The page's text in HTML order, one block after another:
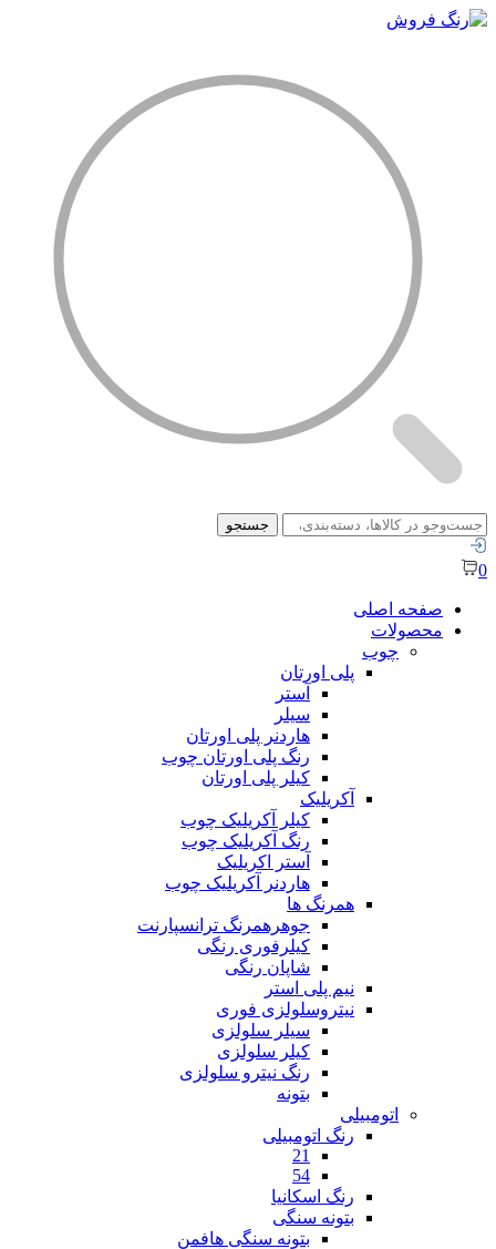
جستجو
برای:
جستجو
0
صفحه اصلی
محصولات
چوب
پلی اورتان
آستر
سیلر
هاردنر پلی اورتان
رنگ پلی اورتان چوب
کیلر پلی اورتان
آکریلیک
کیلر آکریلیک چوب
رنگ آکریلیک چوب
آستر اکریلیک
هاردنر آکریلیک چوب
همرنگ ها
جوهرهمرنگ ترانسپارنت
کیلرفوری رنگی
شاپان رنگی
نیم پلی استر
نیتروسلولزی فوری
سیلر سلولزی
کیلر سلولزی
رنگ نیترو سلولزی
بتونه
اتومبیلی
رنگ اتومبیلی
21
54
رنگ اسکانیا
بتونه سنگی
بتونه سنگی هافمن